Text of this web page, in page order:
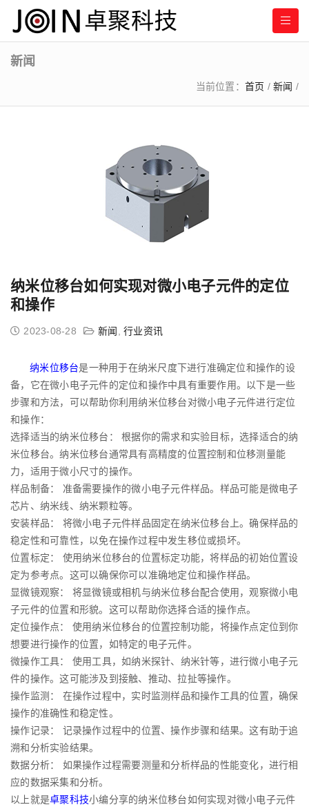
新闻
当前位置： 首页 / 新闻 /
纳米位移台如何实现对微小电子元件的定位
和操作
2023-08-28 新闻 行业资讯
纳米位移台是一种用于在纳米尺度下进行准确定位和操作的设
备，它在微小电子元件的定位和操作中具有重要作用。以下是一些
步骤和方法，可以帮助你利用纳米位移台对微小电子元件进行定位
和操作：
选择适当的纳米位移台： 根据你的需求和实验目标，选择适合的纳
米位移台。纳米位移台通常具有高精度的位置控制和位移测量能
力，适用于微小尺寸的操作。
样品制备： 准备需要操作的微小电子元件样品。样品可能是微电子
芯片、纳米线、纳米颗粒等。
安装样品： 将微小电子元件样品固定在纳米位移台上。确保样品的
稳定性和可靠性，以免在操作过程中发生移位或损坏。
位置标定： 使用纳米位移台的位置标定功能，将样品的初始位置设
定为参考点。这可以确保你可以准确地定位和操作样品。
显微镜观察： 将显微镜或相机与纳米位移台配合使用，观察微小电
子元件的位置和形貌。这可以帮助你选择合适的操作点。
定位操作点： 使用纳米位移台的位置控制功能，将操作点定位到你
想要进行操作的位置，如特定的电子元件。
微操作工具： 使用工具，如纳米探针、纳米针等，进行微小电子元
件的操作。这可能涉及到接触、推动、拉扯等操作。
操作监测： 在操作过程中，实时监测样品和操作工具的位置，确保
操作的准确性和稳定性。
操作记录： 记录操作过程中的位置、操作步骤和结果。这有助于追
溯和分析实验结果。
数据分析： 如果操作过程需要测量和分析样品的性能变化，进行相
应的数据采集和分析。
以上就是卓聚科技小编分享的纳米位移台如何实现对微小电子元件